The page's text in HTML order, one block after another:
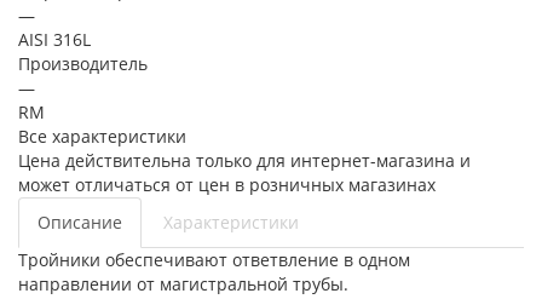
—
AISI 316L
Производитель
—
RM
Все характеристики
Цена действительна только для интернет-магазина и
может отличаться от цен в розничных магазинах
Описание
Характеристики
Тройники обеспечивают ответвление в одном
направлении от магистральной трубы.